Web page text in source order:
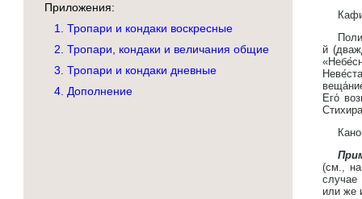
Приложения:
1. Тропари и кондаки воскресные
2. Тропари, кондаки и величания общие
3. Тропари и кондаки дневные
4. Дополнение
й
Его́
(см.,
случае
или же